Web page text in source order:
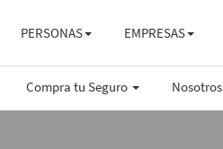
PERSONAS EMPRESAS
Compra tu Seguro Nosotros